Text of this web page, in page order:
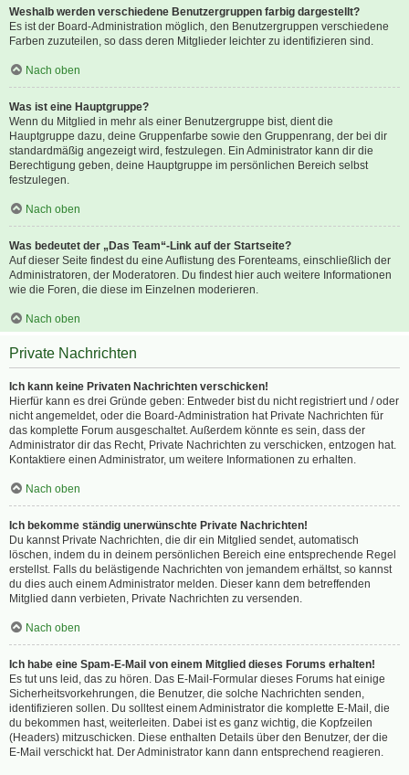
Weshalb werden verschiedene Benutzergruppen farbig dargestellt?
Es ist der Board-Administration möglich, den Benutzergruppen verschiedene
Farben zuzuteilen, so dass deren Mitglieder leichter zu identifizieren sind.
Nach oben
Was ist eine Hauptgruppe?
Wenn du Mitglied in mehr als einer Benutzergruppe bist, dient die
Hauptgruppe dazu, deine Gruppenfarbe sowie den Gruppenrang, der bei dir
standardmäßig angezeigt wird, festzulegen. Ein Administrator kann dir die
Berechtigung geben, deine Hauptgruppe im persönlichen Bereich selbst
festzulegen.
Nach oben
Was bedeutet der „Das Team“-Link auf der Startseite?
Auf dieser Seite findest du eine Auflistung des Forenteams, einschließlich der
Administratoren, der Moderatoren. Du findest hier auch weitere Informationen
wie die Foren, die diese im Einzelnen moderieren.
Nach oben
Private Nachrichten
Ich kann keine Privaten Nachrichten verschicken!
Hierfür kann es drei Gründe geben: Entweder bist du nicht registriert und / oder
nicht angemeldet, oder die Board-Administration hat Private Nachrichten für
das komplette Forum ausgeschaltet. Außerdem könnte es sein, dass der
Administrator dir das Recht, Private Nachrichten zu verschicken, entzogen hat.
Kontaktiere einen Administrator, um weitere Informationen zu erhalten.
Nach oben
Ich bekomme ständig unerwünschte Private Nachrichten!
Du kannst Private Nachrichten, die dir ein Mitglied sendet, automatisch
löschen, indem du in deinem persönlichen Bereich eine entsprechende Regel
erstellst. Falls du belästigende Nachrichten von jemandem erhältst, so kannst
du dies auch einem Administrator melden. Dieser kann dem betreffenden
Mitglied dann verbieten, Private Nachrichten zu versenden.
Nach oben
Ich habe eine Spam-E-Mail von einem Mitglied dieses Forums erhalten!
Es tut uns leid, das zu hören. Das E-Mail-Formular dieses Forums hat einige
Sicherheitsvorkehrungen, die Benutzer, die solche Nachrichten senden,
identifizieren sollen. Du solltest einem Administrator die komplette E-Mail, die
du bekommen hast, weiterleiten. Dabei ist es ganz wichtig, die Kopfzeilen
(Headers) mitzuschicken. Diese enthalten Details über den Benutzer, der die
E-Mail verschickt hat. Der Administrator kann dann entsprechend reagieren.